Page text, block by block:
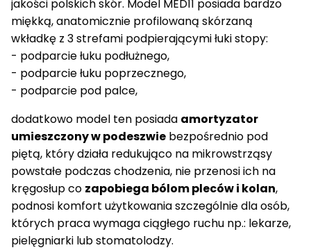
jakości polskich skór. Model MED11 posiada bardzo
miękką, anatomicznie profilowaną skórzaną
wkładkę z 3 strefami podpierającymi łuki stopy:
- podparcie łuku podłużnego,
- podparcie łuku poprzecznego,
- podparcie pod palce,
dodatkowo model ten posiada amortyzator
umieszczony w podeszwie bezpośrednio pod
piętą, który działa redukująco na mikrowstrząsy
powstałe podczas chodzenia, nie przenosi ich na
kręgosłup co zapobiega bólom pleców i kolan,
podnosi komfort użytkowania szczególnie dla osób,
których praca wymaga ciągłego ruchu np.: lekarze,
pielęgniarki lub stomatolodzy.